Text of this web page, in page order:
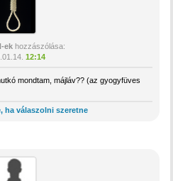
ek hozzászólása:
12:14
mondtam, májláv?? (az gyogyfüves
ha válaszolni szeretne